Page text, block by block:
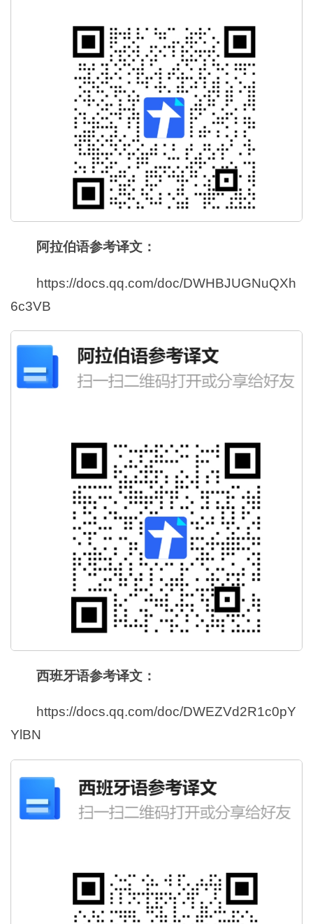
阿拉伯语参考译文：
https://docs.qq.com/doc/DWHBJUGNuQXh
6c3VB
西班牙语参考译文：
https://docs.qq.com/doc/DWEZVd2R1c0pY
YlBN